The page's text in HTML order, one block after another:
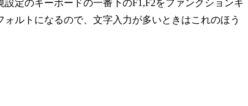
定のキーボードの一番下のF1,F2をファンクションキ
ルトになるので、文字入力が多いときはこれのほう